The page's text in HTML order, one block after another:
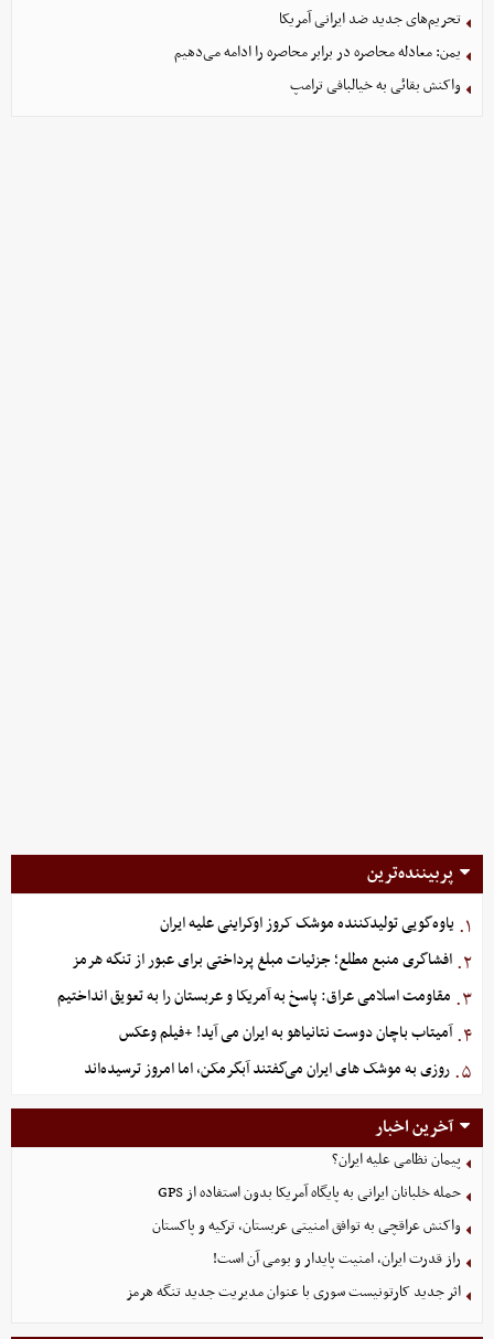
تحریم‌های جدید ضد ایرانی آمریکا
یمن: معادله محاصره در برابر محاصره را ادامه می‌دهیم
واکنش بقائی به خیالبافی ترامپ
پربیننده‌ترین
۱. یاوه‌گویی تولیدکننده موشک کروز اوکراینی علیه ایران
۲. افشاگری منبع مطلع؛ جزئیات مبلغ پرداختی برای عبور از تنگه هرمز
۳. مقاومت اسلامی عراق: پاسخ به آمریکا و عربستان را به تعویق انداختیم
۴. آمیتاب باچان دوست نتانیاهو به ایران می آید! +فیلم وعکس
۵. روزی به موشک‌ های ایران می‌گفتند آبگرمکن، اما امروز ترسیده‌اند
آخرین اخبار
پیمان نظامی علیه ایران؟
حمله خلبانان ایرانی به پایگاه آمریکا بدون استفاده از GPS
واکنش عراقچی به توافق امنیتی عربستان، ترکیه و پاکستان
راز قدرت ایران، امنیت پایدار و بومی آن است!
اثر جدید کارتونیست سوری با عنوان مدیریت جدید تنگه هرمز